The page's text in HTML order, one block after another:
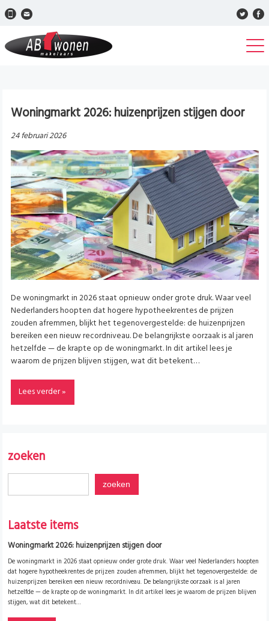
Woningmarkt 2026: huizenprijzen stijgen door
24 februari 2026
De woningmarkt in 2026 staat opnieuw onder grote druk. Waar veel
Nederlanders hoopten dat hogere hypotheekrentes de prijzen
zouden afremmen, blijkt het tegenovergestelde: de huizenprijzen
bereiken een nieuw recordniveau. De belangrijkste oorzaak is al jaren
hetzelfde — de krapte op de woningmarkt. In dit artikel lees je
waarom de prijzen blijven stijgen, wat dit betekent…
Lees verder »
zoeken
Laatste items
Woningmarkt 2026: huizenprijzen stijgen door
De woningmarkt in 2026 staat opnieuw onder grote druk. Waar veel Nederlanders hoopten
dat hogere hypotheekrentes de prijzen zouden afremmen, blijkt het tegenovergestelde: de
huizenprijzen bereiken een nieuw recordniveau. De belangrijkste oorzaak is al jaren
hetzelfde — de krapte op de woningmarkt. In dit artikel lees je waarom de prijzen blijven
stijgen, wat dit betekent…